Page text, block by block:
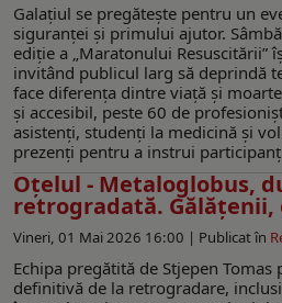
Galațiul se pregătește pentru un
siguranței și primului ajutor.
ediție a „Maratonului Resuscitării”
invitând publicul larg să deprindă
face diferența dintre viață și
și accesibil, peste 60 de
asistenți, studenți la medicină și
prezenți pentru a instrui participanț
Oțelul - Metaloglobus,
retrogradată. Gălățenii,
Vineri, 01 Mai 2026 16:00 | Publicat în
Echipa pregătită de Stjepen Tomas
definitivă de la retrogradare,